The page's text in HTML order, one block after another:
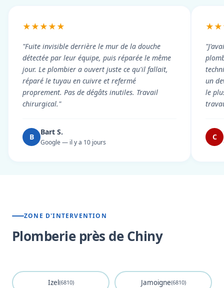
★★★★★
"Fuite invisible derrière le mur de la douche
détectée par leur équipe, puis réparée le même
jour. Le plombier a ouvert juste ce qu'il fallait,
réparé le tuyau en cuivre et refermé
proprement. Pas de dégâts inutiles. Travail
chirurgical."
B
Bart S.
Google — il y a 10 jours
un
le
C
ZONE D'INTERVENTION
Plomberie près de Chiny
Izel(6810) Jamoigne(6810)